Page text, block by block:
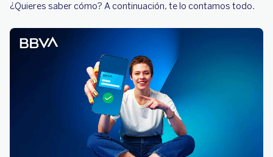
¿Quieres saber cómo? A continuación, te lo contamos todo.